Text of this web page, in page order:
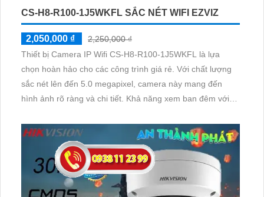
CS-H8-R100-1J5WKFL SẮC NÉT WIFI EZVIZ
2,050,000 ₫
2,250,000 ₫
Thiết bị Camera IP Wifi CS-H8-R100-1J5WKFL là lựa
chọn hoàn hảo cho các công trình giá rẻ. Với chất lượng
sắc nét lên đến 5.0 megapixel, camera này mang đến
hình ảnh rõ ràng và chi tiết. Khả năng xem ban đêm với
giảm chất lượng